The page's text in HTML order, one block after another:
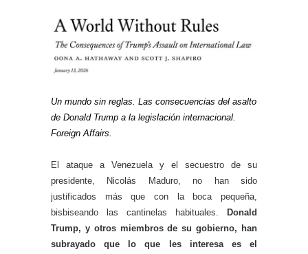
Un mundo sin reglas. Las consecuencias del asalto
de Donald Trump a la legislación internacional.
Foreign Affairs.
El ataque a Venezuela y el secuestro de su
presidente, Nicolás Maduro, no han sido
justificados más que con la boca pequeña,
bisbiseando las cantinelas habituales.
Donald
Trump, y otros miembros de su gobierno, han
subrayado que lo que les interesa es el